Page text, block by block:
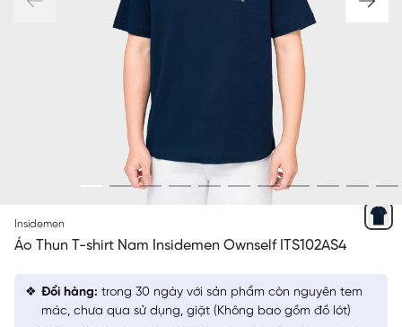
Insidemen
Áo Thun T-shirt Nam Insidemen Ownself ITS102AS4
Đổi hàng: trong 30 ngày với sản phẩm còn nguyên tem
mác, chưa qua sử dụng, giặt (Không bao gồm đồ lót)